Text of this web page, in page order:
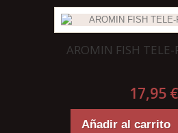
AROMIN FISH TELE-
17,95 €
Añadir al carrito